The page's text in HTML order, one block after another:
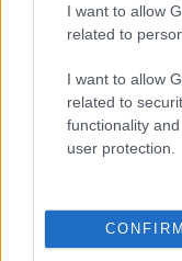
I want to allow
related to
I want to allow
related to
functionality
user protection.
CONFIRM
Πορτογαλία